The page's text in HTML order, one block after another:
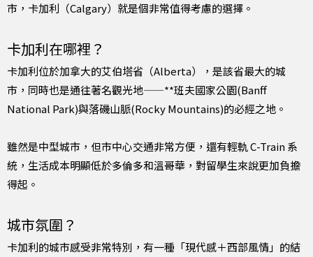
市，卡加利（Calgary）就是個非常值得考慮的選擇。
卡加利在哪裡？
卡加利位於加拿大的艾伯塔省（Alberta），是該省最大的城
市，同時也是通往著名觀光地——**班夫國家公園(Banff
National Park)與落磯山脈(Rocky Mountains)的必經之地。
雖然是中型城市，但市中心交通非常方便，還有輕軌 C-Train 系
統，生活成本明顯低於多倫多和溫哥華，對留學生來說更加負擔
得起。
城市氛圍？
卡加利的城市感受非常特別，有一種「現代感＋西部風情」的結